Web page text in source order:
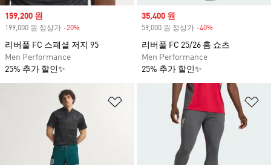
Sale price
159,200 원
199,000 원 정상가 -20%
리버풀 FC 스페셜 저지 95
Men Performance
25% 추가 할인✨
Sale price
35,400 원
59,000 원 정상가 -40%
리버풀 FC 25/26 홈 쇼츠
Men Performance
25% 추가 할인✨
위시리스트 담기